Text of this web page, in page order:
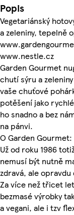
Popis
Vegetariánský
a zeleniny, tepelně
www.nestle.cz
Garden Gourmet
chutí sýru a
vaše chuťové
potěšení jako
ho snadno a bez
na pánvi.
O Garden Gourmet:
Už od roku 1986
nemusí být nutně
zdravá, ale opravdu
Za více než třicet
bezmasé výrobky
a vegani, ale i tzv